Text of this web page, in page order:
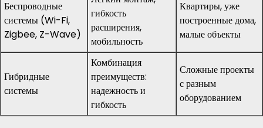
Беспроводные
системы (Wi-Fi,
Zigbee, Z-Wave)
гибкость
расширения,
мобильность
Квартиры, уже
построенные дома,
малые объекты
Гибридные
системы
Комбинация
преимуществ:
надежность и
гибкость
Сложные проекты
с разным
оборудованием